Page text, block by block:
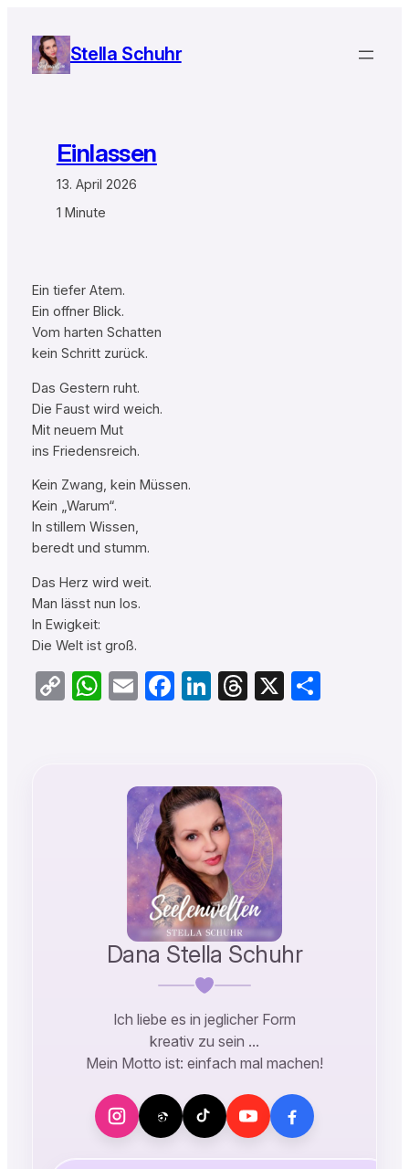
Inhalt
springen
Stella Schuhr
Einlassen
13. April 2026
1 Minute
Ein tiefer Atem.
Ein offner Blick.
Vom harten Schatten
kein Schritt zurück.
Das Gestern ruht.
Die Faust wird weich.
Mit neuem Mut
ins Friedensreich.
Kein Zwang, kein Müssen.
Kein „Warum“.
In stillem Wissen,
beredt und stumm.
Das Herz wird weit.
Man lässt nun los.
In Ewigkeit:
Die Welt ist groß.
CopyWhatsApp
EmailFacebook
LinkedIn
Threads
X Teilen
Dana Stella Schuhr
Ich liebe es in jeglicher Form
kreativ zu sein …
Mein Motto ist: einfach mal machen!